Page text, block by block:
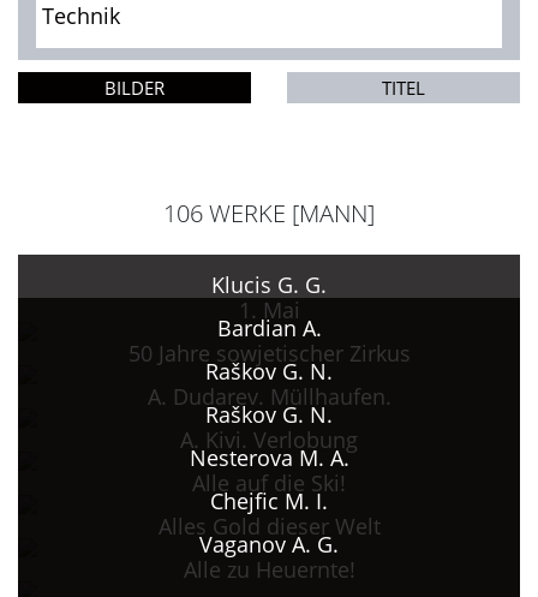
Technik
BILDER TITEL
106 WERKE [MANN]
Klucis G. G.
1. Mai
Bardian A.
50 Jahre sowjetischer Zirkus
Raškov G. N.
A. Dudarev. Müllhaufen.
Raškov G. N.
A. Kivi. Verlobung
Nesterova M. A.
Alle auf die Ski!
Chejfic M. I.
Alles Gold dieser Welt
Vaganov A. G.
Alle zu Heuernte!